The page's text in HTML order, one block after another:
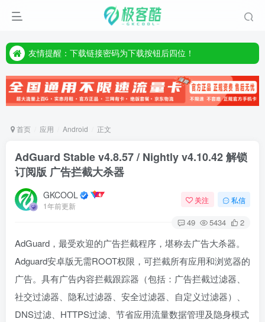
友情提醒：下载链接密码为下载按钮后四位！
友情提醒：下载链接密码为下载按钮后四位！
首页 应用 Android 正文
AdGuard Stable v4.8.57 / Nightly v4.10.42 解锁
订阅版 广告拦截大杀器
GKCOOL
1年前更新
关注 私信
49 5434 2
AdGuard，最受欢迎的广告拦截程序，堪称去广告大杀器。
Adguard安卓版无需ROOT权限，可拦截所有应用和浏览器的
广告。具有广告内容拦截跟踪器（包括：广告拦截过滤器、
社交过滤器、隐私过滤器、安全过滤器、自定义过滤器）、
DNS过滤、HTTPS过滤、节省应用流量数据管理及隐身模式